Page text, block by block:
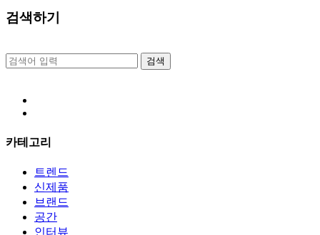
검색하기
검
카테고리
트렌드
신제품
브랜드
공간
인터뷰